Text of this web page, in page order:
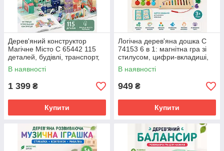
Дерев'яний конструктор
Магічне Місто C 65442 115
деталей, будівлі, транспорт,
англійська абетка, мішечок
для зберігання,
В наявності
1 399 ₴
Купити
Логічна дерев'яна дошка C
74153 6 в 1: магнітна гра зі
стилусом, цифри-вкладиші,
геометричний сортер,
пальчиковий лабіринт, для
В наявності
949 ₴
Купити